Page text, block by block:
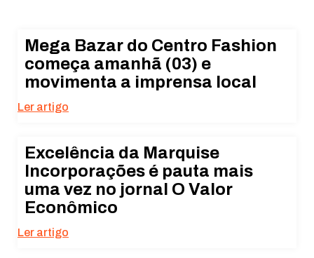
Mega Bazar do Centro Fashion
começa amanhã (03) e
movimenta a imprensa local
Ler artigo
Excelência da Marquise
Incorporações é pauta mais
uma vez no jornal O Valor
Econômico
Ler artigo